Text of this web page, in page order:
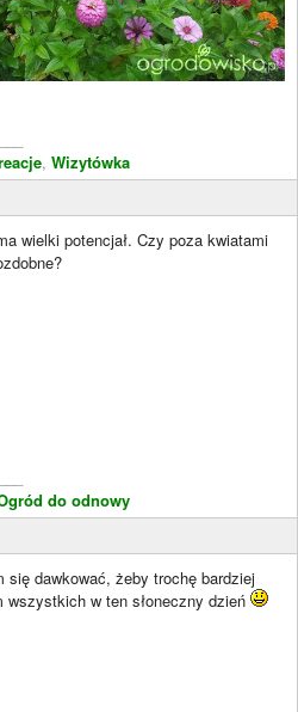
, Wizytówka
wielki potencjał. Czy poza kwiatami
do odnowy
się dawkować, żeby trochę bardziej
wszystkich w ten słoneczny dzień